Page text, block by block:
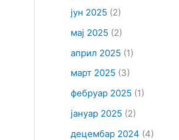
јун 2025 (2)
мај 2025 (2)
април 2025 (1)
март 2025 (3)
фебруар 2025 (1)
јануар 2025 (2)
децембар 2024 (4)